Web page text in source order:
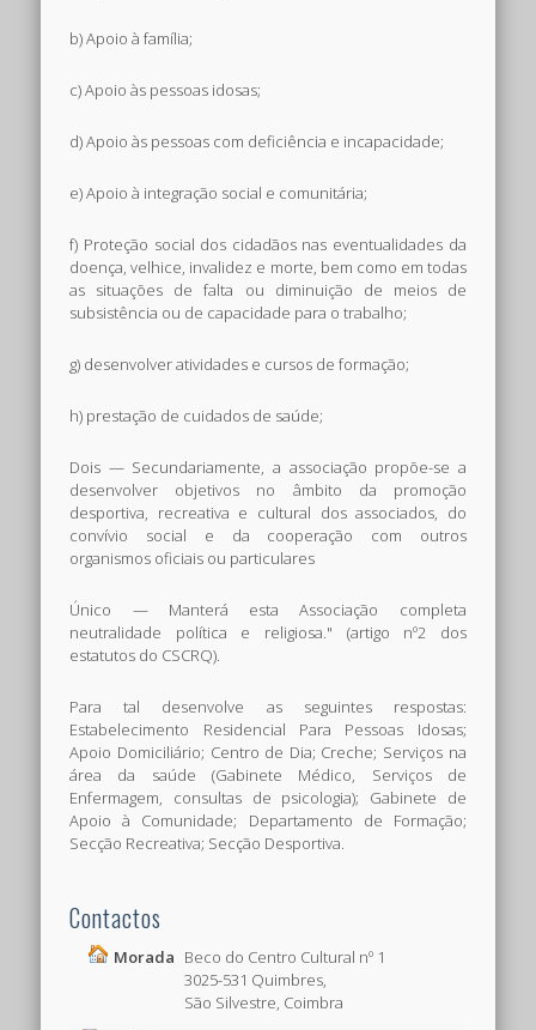
b) Apoio à família;
c) Apoio às pessoas idosas;
d) Apoio às pessoas com deficiência e incapacidade;
e) Apoio à integração social e comunitária;
f) Proteção social dos cidadãos nas eventualidades da
doença, velhice, invalidez e morte, bem como em todas
as situações de falta ou diminuição de meios de
subsistência ou de capacidade para o trabalho;
g) desenvolver atividades e cursos de formação;
h) prestação de cuidados de saúde;
Dois — Secundariamente, a associação propõe-se a
desenvolver objetivos no âmbito da promoção
desportiva, recreativa e cultural dos associados, do
convívio social e da cooperação com outros
organismos oficiais ou particulares
Único — Manterá esta Associação completa
neutralidade política e religiosa." (artigo nº2 dos
estatutos do CSCRQ).
Para tal desenvolve as seguintes respostas:
Estabelecimento Residencial Para Pessoas Idosas;
Apoio Domiciliário; Centro de Dia; Creche; Serviços na
área da saúde (Gabinete Médico, Serviços de
Enfermagem, consultas de psicologia); Gabinete de
Apoio à Comunidade; Departamento de Formação;
Secção Recreativa; Secção Desportiva.
Contactos
Morada Beco do Centro Cultural nº 1
3025-531 Quimbres,
São Silvestre, Coimbra